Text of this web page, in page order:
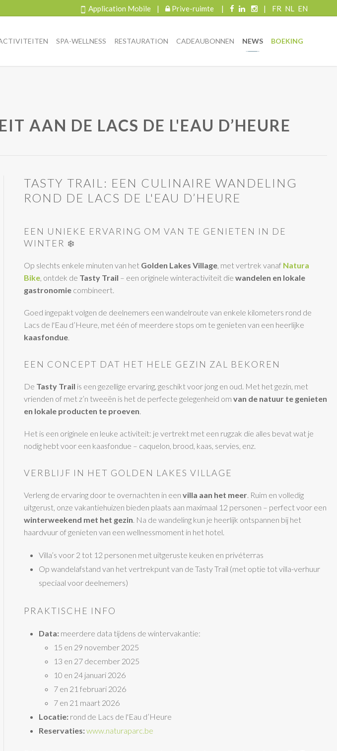
Application Mobile | Prive-ruimte | | FR NL EN
SPA-WELLNESS RESTAURATION CADEAUBONNEN NEWS BOEKING
AAN DE LACS DE L'EAU D’HEURE
TASTY TRAIL: EEN CULINAIRE WANDELING
ROND DE LACS DE L'EAU D’HEURE
EEN UNIEKE ERVARING OM VAN TE GENIETEN IN DE
WINTER ❄️
Op slechts enkele minuten van het Golden Lakes Village, met vertrek vanaf Natura
Bike, ontdek de Tasty Trail – een originele winteractiviteit die wandelen en lokale
gastronomie combineert.
Goed ingepakt volgen de deelnemers een wandelroute van enkele kilometers rond de
Lacs de l'Eau d’Heure, met één of meerdere stops om te genieten van een heerlijke
kaasfondue.
EEN CONCEPT DAT HET HELE GEZIN ZAL BEKOREN
De Tasty Trail is een gezellige ervaring, geschikt voor jong en oud. Met het gezin, met
vrienden of met z’n tweeën is het de perfecte gelegenheid om van de natuur te genieten
en lokale producten te proeven.
Het is een originele en leuke activiteit: je vertrekt met een rugzak die alles bevat wat je
nodig hebt voor een kaasfondue – caquelon, brood, kaas, servies, enz.
VERBLIJF IN HET GOLDEN LAKES VILLAGE
Verleng de ervaring door te overnachten in een villa aan het meer. Ruim en volledig
uitgerust, onze vakantiehuizen bieden plaats aan maximaal 12 personen – perfect voor een
winterweekend met het gezin. Na de wandeling kun je heerlijk ontspannen bij het
haardvuur of genieten van een wellnessmoment in het hotel.
Villa’s voor 2 tot 12 personen met uitgeruste keuken en privéterras
Op wandelafstand van het vertrekpunt van de Tasty Trail (met optie tot villa-verhuur
speciaal voor deelnemers)
PRAKTISCHE INFO
Data: meerdere data tijdens de wintervakantie:
15 en 29 november 2025
13 en 27 december 2025
10 en 24 januari 2026
7 en 21 februari 2026
7 en 21 maart 2026
Locatie: rond de Lacs de l'Eau d’Heure
Reservaties:www.naturaparc.be